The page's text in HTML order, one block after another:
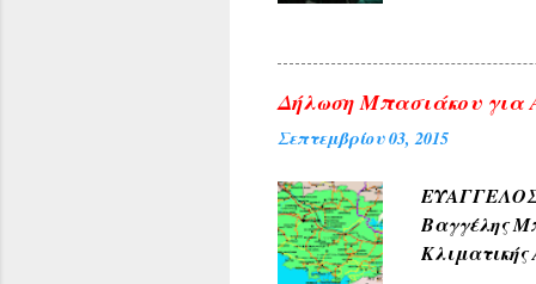
πρύτανη
Κέντρου
αιθούσης
Δήλωση Μπασιάκου για
Σεπτεμβρίου 03, 2015
Βαγγέλης
Κλιματικής